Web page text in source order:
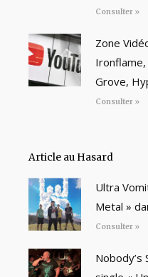
Consulter »
Zone
Grove,
Consulter »
Article au Hasard
Ultra
Metal »
Consulter »
Nobody’s